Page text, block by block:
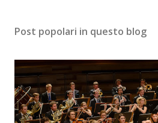
Post popolari in questo blog